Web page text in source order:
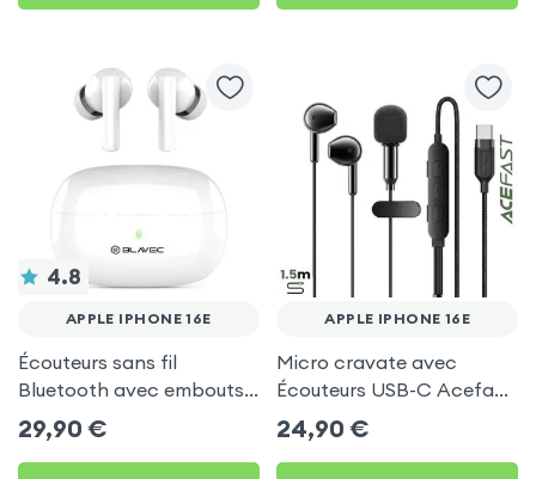
4.8
APPLE IPHONE 16E
Écouteurs sans fil
Bluetooth avec embouts
intra-auriculaires - Blanc
pour Apple iPhone 16e
29,90 €
APPLE IPHONE 16E
Micro cravate avec
Écouteurs USB-C Acefast
Noir pour Apple iPhone
16e
24,90 €